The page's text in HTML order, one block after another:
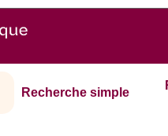
Recherche simple